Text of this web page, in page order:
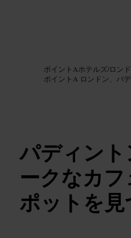
ポイントAホテルズ/ロン
ポイントA ロンドン、パ
パディン
ークなカ
ポットを見